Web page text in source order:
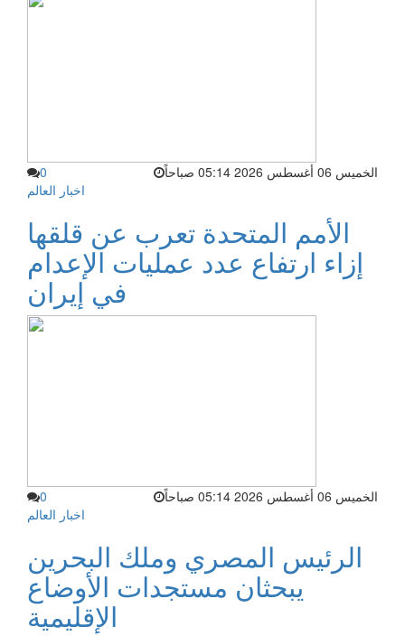
الخميس 06 أغسطس 2026 05:14 صباحاً
0
اخبار العالم
الأمم المتحدة تعرب عن قلقها
إزاء ارتفاع عدد عمليات الإعدام
في إيران
الخميس 06 أغسطس 2026 05:14 صباحاً
0
اخبار العالم
الرئيس المصري وملك البحرين
يبحثان مستجدات الأوضاع
الإقليمية